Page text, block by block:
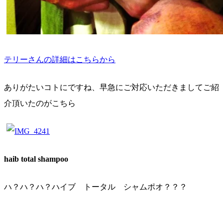
テリーさんの詳細はこちらから
ありがたいコトにですね、早急にご対応いただきましてご紹
介頂いたのがこちら
haib total shampoo
ハ？ハ？ハ？ハイブ トータル シャムポオ？？？